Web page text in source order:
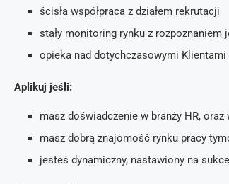
ścisła współpraca z działem rekrutacji
stały monitoring rynku z rozpoznaniem
opieka nad dotychczasowymi
Aplikuj jeśli:
masz doświadczenie w branży HR,
masz dobrą znajomość rynku pracy
jesteś dynamiczny, nastawiony na